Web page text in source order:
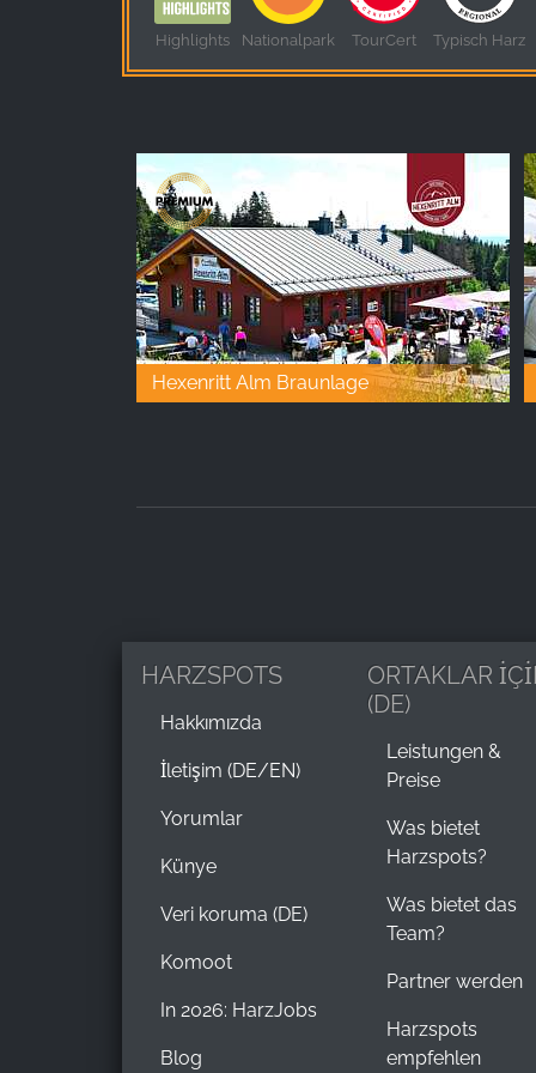
Highlights Nationalpark TourCert Typisch Harz
Hexenritt Alm Braunlage
HARZSPOTS
Hakkımızda
İletişim (DE/EN)
Yorumlar
Künye
Veri koruma (DE)
Komoot
In 2026: HarzJobs
Blog
ORTAKLAR
(DE)
Leistungen &
Preise
Was bietet
Harzspots?
Was bietet das
Team?
Partner werden
Harzspots
empfehlen